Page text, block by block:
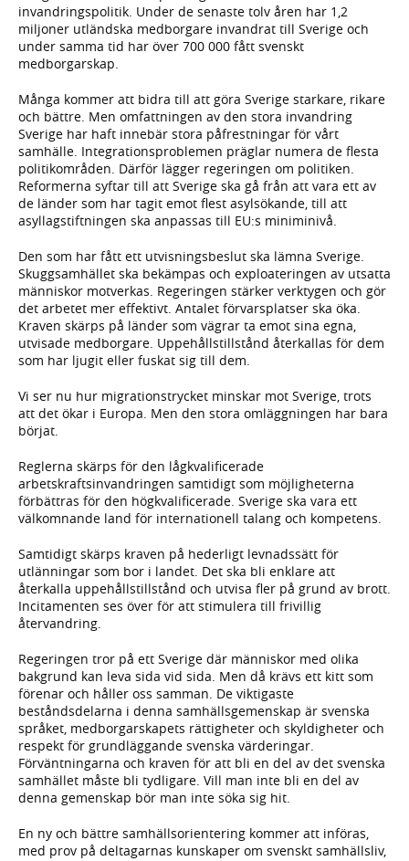
invandringspolitik. Under de senaste tolv åren har 1,2
miljoner utländska medborgare invandrat till Sverige och
under samma tid har över 700 000 fått svenskt
medborgarskap.
Många kommer att bidra till att göra Sverige starkare, rikare
och bättre. Men omfattningen av den stora invandring
Sverige har haft innebär stora påfrestningar för vårt
samhälle. Integrationsproblemen präglar numera de flesta
politikområden. Därför lägger regeringen om politiken.
Reformerna syftar till att Sverige ska gå från att vara ett av
de länder som har tagit emot flest asylsökande, till att
asyllag­stiftningen ska anpassas till EU:s miniminivå.
Den som har fått ett utvisningsbeslut ska lämna Sverige.
Skugg­samhället ska bekämpas och exploateringen av utsatta
människor motverkas. Regeringen stärker verktygen och gör
det arbetet mer effektivt. Antalet förvarsplatser ska öka.
Kraven skärps på länder som vägrar ta emot sina egna,
utvisade medborgare. Uppehållstillstånd återkallas för dem
som har ljugit eller fuskat sig till dem.
Vi ser nu hur migrationstrycket minskar mot Sverige, trots
att det ökar i Europa. Men den stora omläggningen har bara
börjat.
Reglerna skärps för den lågkvalificerade
arbetskraftsinvandringen samtidigt som möjligheterna
förbättras för den högkvalificerade. Sverige ska vara ett
välkomnande land för internationell talang och kompetens.
Samtidigt skärps kraven på hederligt levnadssätt för
utlänningar som bor i landet. Det ska bli enklare att
återkalla uppehållstillstånd och utvisa fler på grund av brott.
Incitamenten ses över för att stimulera till frivillig
återvandring.
Regeringen tror på ett Sverige där människor med olika
bakgrund kan leva sida vid sida. Men då krävs ett kitt som
förenar och håller oss samman. De viktigaste
beståndsdelarna i denna samhällsgemenskap är svenska
språket, medborgarskapets rättigheter och skyldigheter och
respekt för grundläggande svenska värderingar.
Förväntningarna och kraven för att bli en del av det svenska
samhället måste bli tydligare. Vill man inte bli en del av
denna gemenskap bör man inte söka sig hit.
En ny och bättre samhällsorientering kommer att införas,
med prov på deltagarnas kunskaper om svenskt samhällsliv,